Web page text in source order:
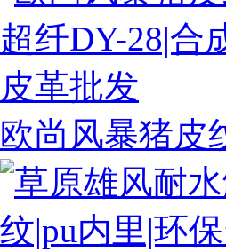
欧尚风暴猪皮